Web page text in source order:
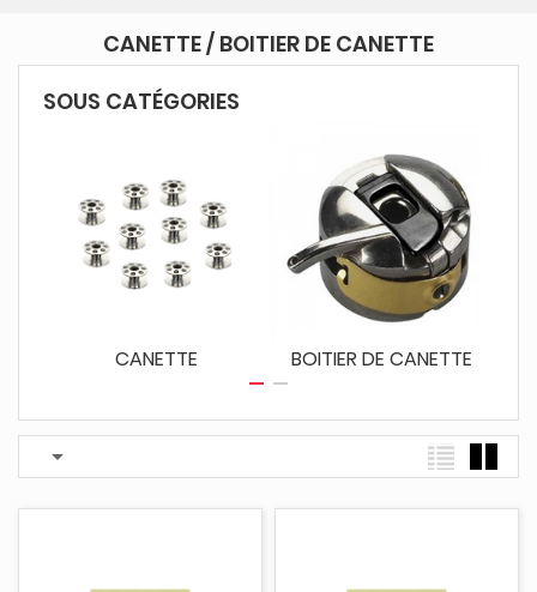
CANETTE / BOITIER DE CANETTE
SOUS CATÉGORIES
CANETTE BOITIER DE CANETTE
